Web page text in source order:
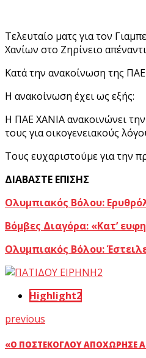
Τελευταίο ματς για τον
Χανίων στο Ζηρίνειο
Κατά την ανακοίνωση της
Η ανακοίνωση έχει ως εξής:
Η ΠΑΕ ΧΑΝΙΑ ανακοινώνει
τους για οικογενειακούς
Τους ευχαριστούμε για την
ΔΙΑΒΑΣΤΕ ΕΠΙΣΗΣ
Ολυμπιακός Βόλου:
Βόμβες Διαγόρα: «Κατ’
Ολυμπιακός Βόλου:
Highlight2
previous
«Ο ΠΟΣΤΈΚΟΓΛΟΥ ΑΠΟΧΏΡΗΣΕ